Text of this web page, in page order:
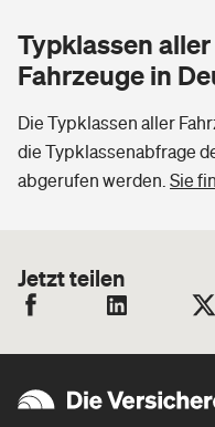
Typklassen
Fahrzeuge in
Die Typklassen aller
die Typklassenabfrage
abgerufen werden. Sie
Jetzt teilen